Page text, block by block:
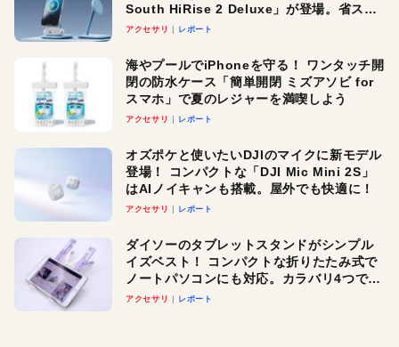
South HiRise 2 Deluxe」が登場。省スペ
ースでおしゃれに充電したい人にオスス
アクセサリ レポート
海やプールでiPhoneを守る！ ワンタッチ開
閉の防水ケース「簡単開閉 ミズアソビ for
スマホ」で夏のレジャーを満喫しよう
アクセサリ レポート
オズポケと使いたいDJIのマイクに新モデル
登場！ コンパクトな「DJI Mic Mini 2S」
はAIノイキャンも搭載。屋外でも快適に！
アクセサリ レポート
ダイソーのタブレットスタンドがシンプル
イズベスト！ コンパクトな折りたたみ式で
ノートパソコンにも対応。カラバリ4つで選
べる楽しさも
アクセサリ レポート